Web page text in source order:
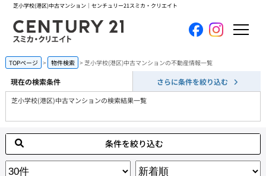
芝小学校(港区)中古マンション｜センチュリー21スミカ・クリエイト
ホーム
当社について
買いたい
売りたい
TOPページ 物件検索 芝小学校(港区)中古マンションの不動産情報一覧
現在の検索条件 さらに条件を絞り込む
芝小学校(港区)中古マンションの検索結果一覧
条件を絞り込む